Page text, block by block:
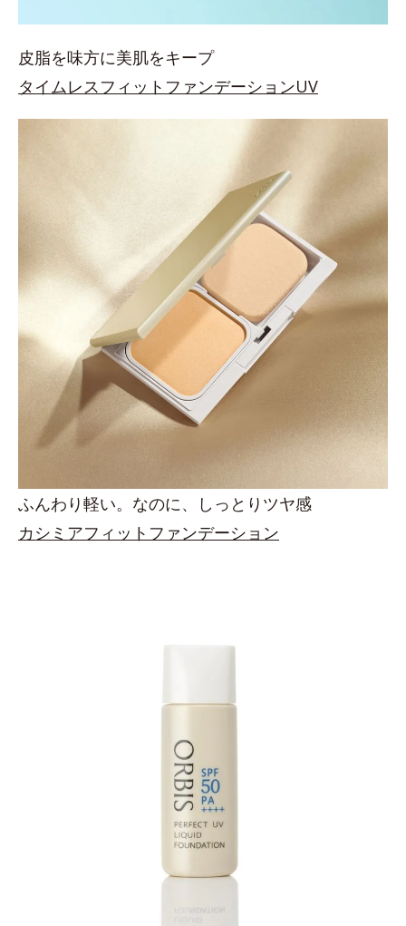
皮脂を味方に美肌をキープ
タイムレスフィットファンデーションUV
ふんわり軽い。なのに、しっとりツヤ感
カシミアフィットファンデーション